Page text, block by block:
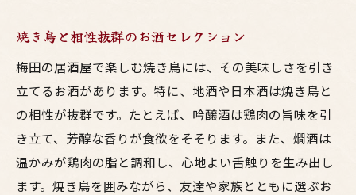
焼き鳥と相性抜群のお酒セレクション
梅田の居酒屋で楽しむ焼き鳥には、その美味しさを引き
立てるお酒があります。特に、地酒や日本酒は焼き鳥と
の相性が抜群です。たとえば、吟醸酒は鶏肉の旨味を引
き立て、芳醇な香りが食欲をそそります。また、燗酒は
温かみが鶏肉の脂と調和し、心地よい舌触りを生み出し
ます。焼き鳥を囲みながら、友達や家族とともに選ぶお